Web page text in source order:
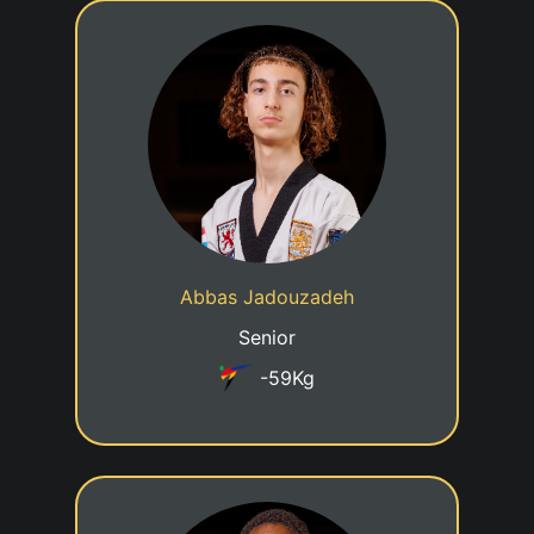
Abbas Jadouzadeh
Senior
-59Kg
1er KUP
Date de naissance
20/01/2008
Cadre nationale - A4